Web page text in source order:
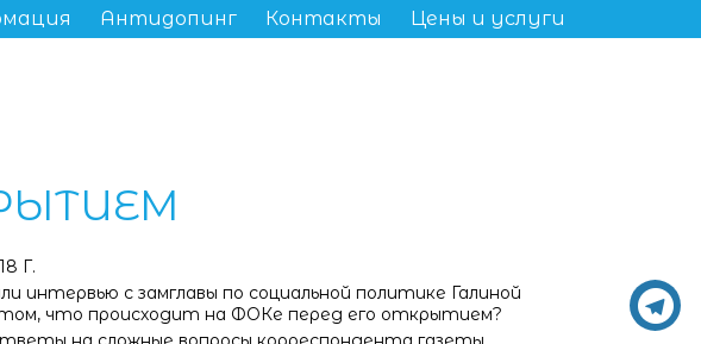
Антидопинг Контакты Цены и услуги
Г.
интервью с замглавы по социальной политике Галиной
что происходит на ФОКе перед его открытием?